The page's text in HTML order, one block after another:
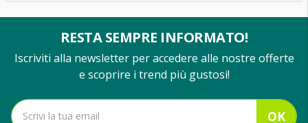
RESTA SEMPRE INFORMATO!
Iscriviti alla newsletter per accedere alle nostre offerte
e scoprire i trend più gustosi!
OK